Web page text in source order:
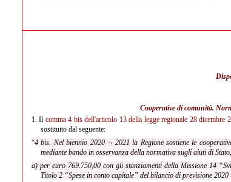
Cooperative di comunità.
1. Il comma 4 bis dell'articolo 13 della legge regionale 28 dicembre
sostituito dal seguente:
“4 bis. Nel biennio 2020 ¬ 2021 la Regione sostiene le
mediante bando in osservanza della normativa sugli aiuti di
a) per euro 769.750,00 con gli stanziamenti della Missione 14
Titolo 2 “Spese in conto capitale” del bilancio di previsione